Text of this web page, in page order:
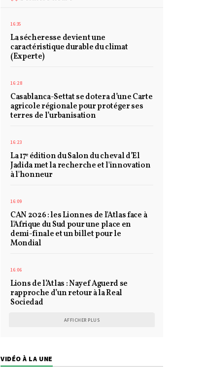
16:35
La sécheresse devient une
caractéristique durable du climat
(Experte)
16:28
Casablanca-Settat se dotera d’une Carte
agricole régionale pour protéger ses
terres de l’urbanisation
16:23
La 17ᵉ édition du Salon du cheval d’El
Jadida met la recherche et l'innovation
à l'honneur
16:09
CAN 2026 : les Lionnes de l'Atlas face à
l'Afrique du Sud pour une place en
demi-finale et un billet pour le
Mondial
16:06
Lions de l’Atlas : Nayef Aguerd se
rapproche d’un retour à la Real
Sociedad
AFFICHER PLUS
VIDÉO À LA UNE